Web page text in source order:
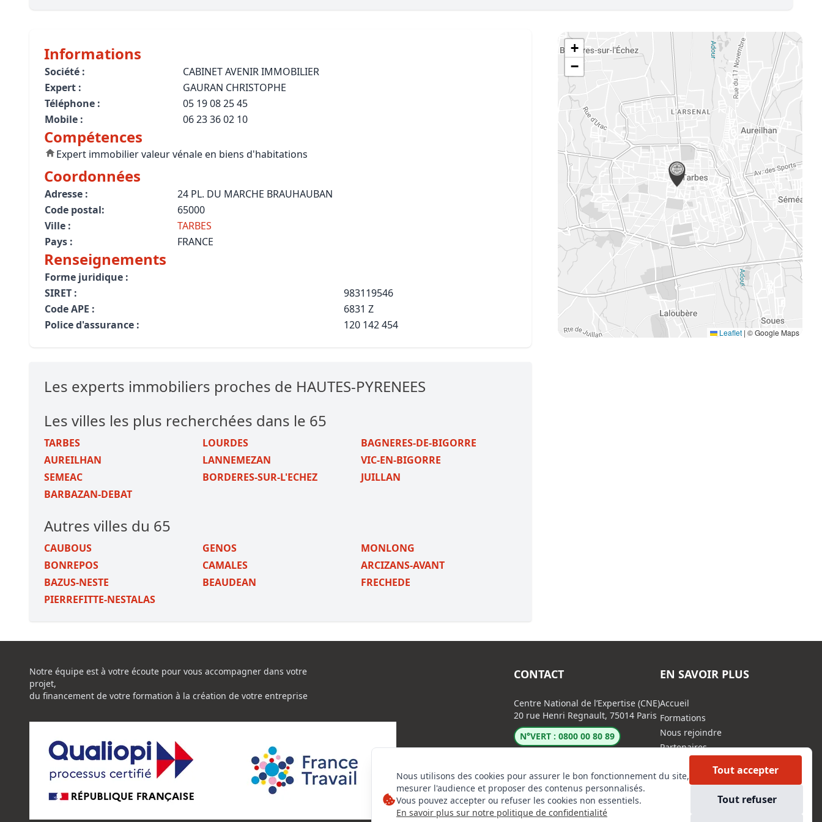
Pathologies des bâtiments
Lecture et compréhension d’un Plan Local d’Urbanisme (PLU)
Droit de l'environnement et de l'immobilier
Estimer le droit au bail
Développer et organiser l'activité de Syndic
Biens d’exception, belles demeures, châteaux et traits de côte
Informations
Société :
CABINET AVENIR IMMOBILIER
Expert :
GAURAN CHRISTOPHE
Téléphone :
05 19 08 25 45
Mobile :
06 23 36 02 10
Compétences
Expert immobilier valeur vénale en biens d'habitations
Coordonnées
Adresse :
24 PL. DU MARCHE BRAUHAUBAN
Code postal:
65000
Ville :
TARBES
Pays :
FRANCE
Renseignements
Forme juridique :
SIRET :
983119546
Code APE :
6831 Z
Police d'assurance :
120 142 454
Les experts immobiliers proches de HAUTES-PYRENEES
Les villes les plus recherchées dans le 65
TARBES LOURDES
BAGNERES-DE-BIGORRE
AUREILHAN
LANNEMEZAN
VIC-EN-BIGORRE
SEMEAC
BORDERES-SUR-L'ECHEZ
JUILLAN
BARBAZAN-DEBAT
Autres villes du 65
CAUBOUS GENOS
MONLONG
BONREPOS
CAMALES
ARCIZANS-AVANT
BAZUS-NESTE
BEAUDEAN
FRECHEDE
PIERREFITTE-NESTALAS
+
−
Leaflet | © Google Maps
Nous utilisons des cookies pour assurer le bon fonctionnement du site,
mesurer l'audience et proposer des contenus personnalisés.
Vous pouvez accepter ou refuser les cookies non essentiels.
En savoir plus sur notre politique de confidentialité
Tout accepter
Tout refuser
Notre équipe est à votre écoute pour vous accompagner dans votre
projet,
du financement de votre formation à la création de votre entreprise
CONTACT
Centre National de l’Expertise (CNE)
20 rue Henri Regnault, 75014 Paris
N°VERT : 0800 00 80 89
EN SAVOIR PLUS
Accueil
Formations
Nous rejoindre
Partenaires
Le C.N.E.